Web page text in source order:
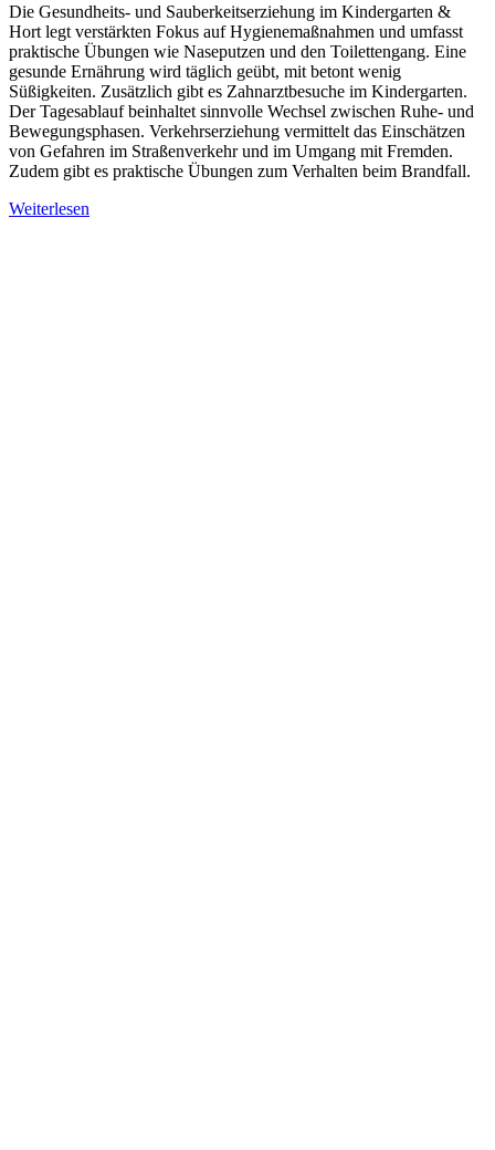
Die Gesundheits- und Sauberkeitserziehung im Kindergarten &
Hort legt verstärkten Fokus auf Hygienemaßnahmen und umfasst
praktische Übungen wie Naseputzen und den Toilettengang. Eine
gesunde Ernährung wird täglich geübt, mit betont wenig
Süßigkeiten. Zusätzlich gibt es Zahnarztbesuche im Kindergarten.
Der Tagesablauf beinhaltet sinnvolle Wechsel zwischen Ruhe- und
Bewegungsphasen. Verkehrserziehung vermittelt das Einschätzen
von Gefahren im Straßenverkehr und im Umgang mit Fremden.
Zudem gibt es praktische Übungen zum Verhalten beim Brandfall.
Weiterlesen